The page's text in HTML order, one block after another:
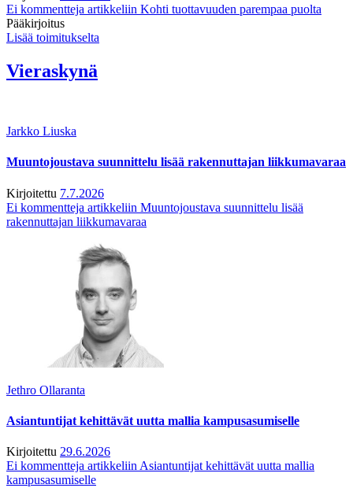
Ei kommentteja artikkeliin Kohti tuottavuuden parempaa puolta
Pääkirjoitus
Lisää toimitukselta
Vieraskynä
Jarkko Liuska
Muuntojoustava suunnittelu lisää rakennuttajan liikkumavaraa
Kirjoitettu 7.7.2026
Ei kommentteja artikkeliin Muuntojoustava suunnittelu lisää
rakennuttajan liikkumavaraa
Jethro Ollaranta
Asiantuntijat kehittävät uutta mallia kampusasumiselle
Kirjoitettu 29.6.2026
Ei kommentteja artikkeliin Asiantuntijat kehittävät uutta mallia
kampusasumiselle